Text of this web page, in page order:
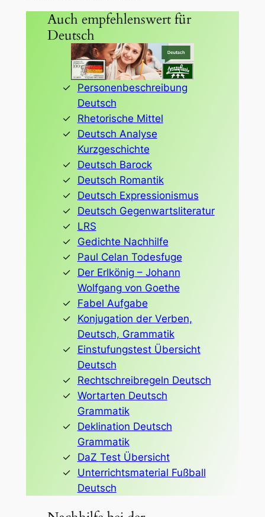
Auch empfehlenswert für
Deutsch
Personenbeschreibung
Deutsch
Rhetorische Mittel
Deutsch Analyse
Kurzgeschichte
Deutsch Barock
Deutsch Romantik
Deutsch Expressionismus
Deutsch Gegenwartsliteratur
LRS
Gedichte Nachhilfe
Paul Celan Todesfuge
Der Erlkönig – Johann
Wolfgang von Goethe
Fabel Aufgabe
Konjugation der Verben,
Deutsch, Grammatik
Einstufungstest Übersicht
Deutsch
Rechtschreibregeln Deutsch
Wortarten Deutsch
Grammatik
Deklination Deutsch
Grammatik
DaZ Test Übersicht
Unterrichtsmaterial Fußball
Deutsch